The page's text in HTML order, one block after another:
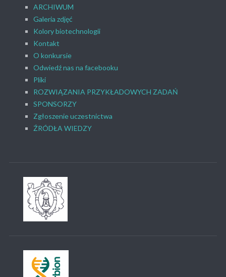
ARCHIWUM
Galeria zdjęć
Kolory biotechnologii
Kontakt
O konkursie
Odwiedź nas na facebooku
Pliki
ROZWIĄZANIA PRZYKŁADOWYCH ZADAŃ
SPONSORZY
Zgłoszenie uczestnictwa
ŹRÓDŁA WIEDZY